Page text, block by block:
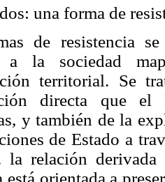
una forma de
de resistencia
a la sociedad
territorial. Se
directa que el
y también de la
de Estado a
la relación